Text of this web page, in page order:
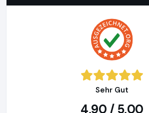
Sehr Gut
4,90 / 5,00